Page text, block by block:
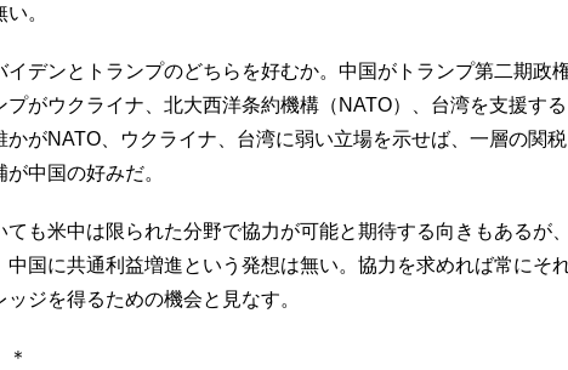
。
デンとトランプのどちらを好むか。中国がトランプ第二期政
プがウクライナ、北大西洋条約機構（NATO）、台湾を支援す
かがNATO、ウクライナ、台湾に弱い立場を示せば、一層の関
中国の好みだ。
も米中は限られた分野で協力が可能と期待する向きもあるが
中国に共通利益増進という発想は無い。協力を求めれば常にそ
ジを得るための機会と見なす。